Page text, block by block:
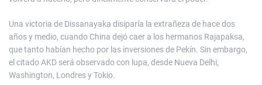
Una victoria de Dissanayaka disiparía la extrañeza de hace dos
años y medio, cuando China dejó caer a los hermanos Rajapaksa,
que tanto habían hecho por las inversiones de Pekín. Sin embargo,
el citado AKD será observado con lupa, desde Nueva Delhi,
Washington, Londres y Tokio.